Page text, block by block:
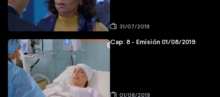
31/07/2019
Cap: 8 - Emisión 01/08/2019
01/08/2019